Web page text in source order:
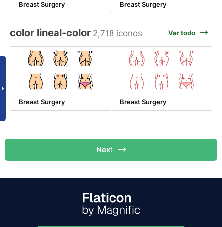
Breast Surgery Breast Surgery
color lineal-color 2,718 iconos Ver todo
Breast Surgery Breast Surgery
Next